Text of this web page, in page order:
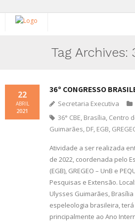
Atividades
Animal do Ano
Divulgação
Tag Archives:
36º CONGRESSO
22
ABRIL
2021
Secretaria Executiva
36° CBE, Brasília, Centro
Guimarães, DF, EGB,
Atividade a ser realizada
de 2022, coordenada pelo
(EGB), GREGEO – UnB e
Pesquisas e Extensão.
Ulysses Guimarães, Brasília
espeleologia brasileira,
principalmente ao Ano